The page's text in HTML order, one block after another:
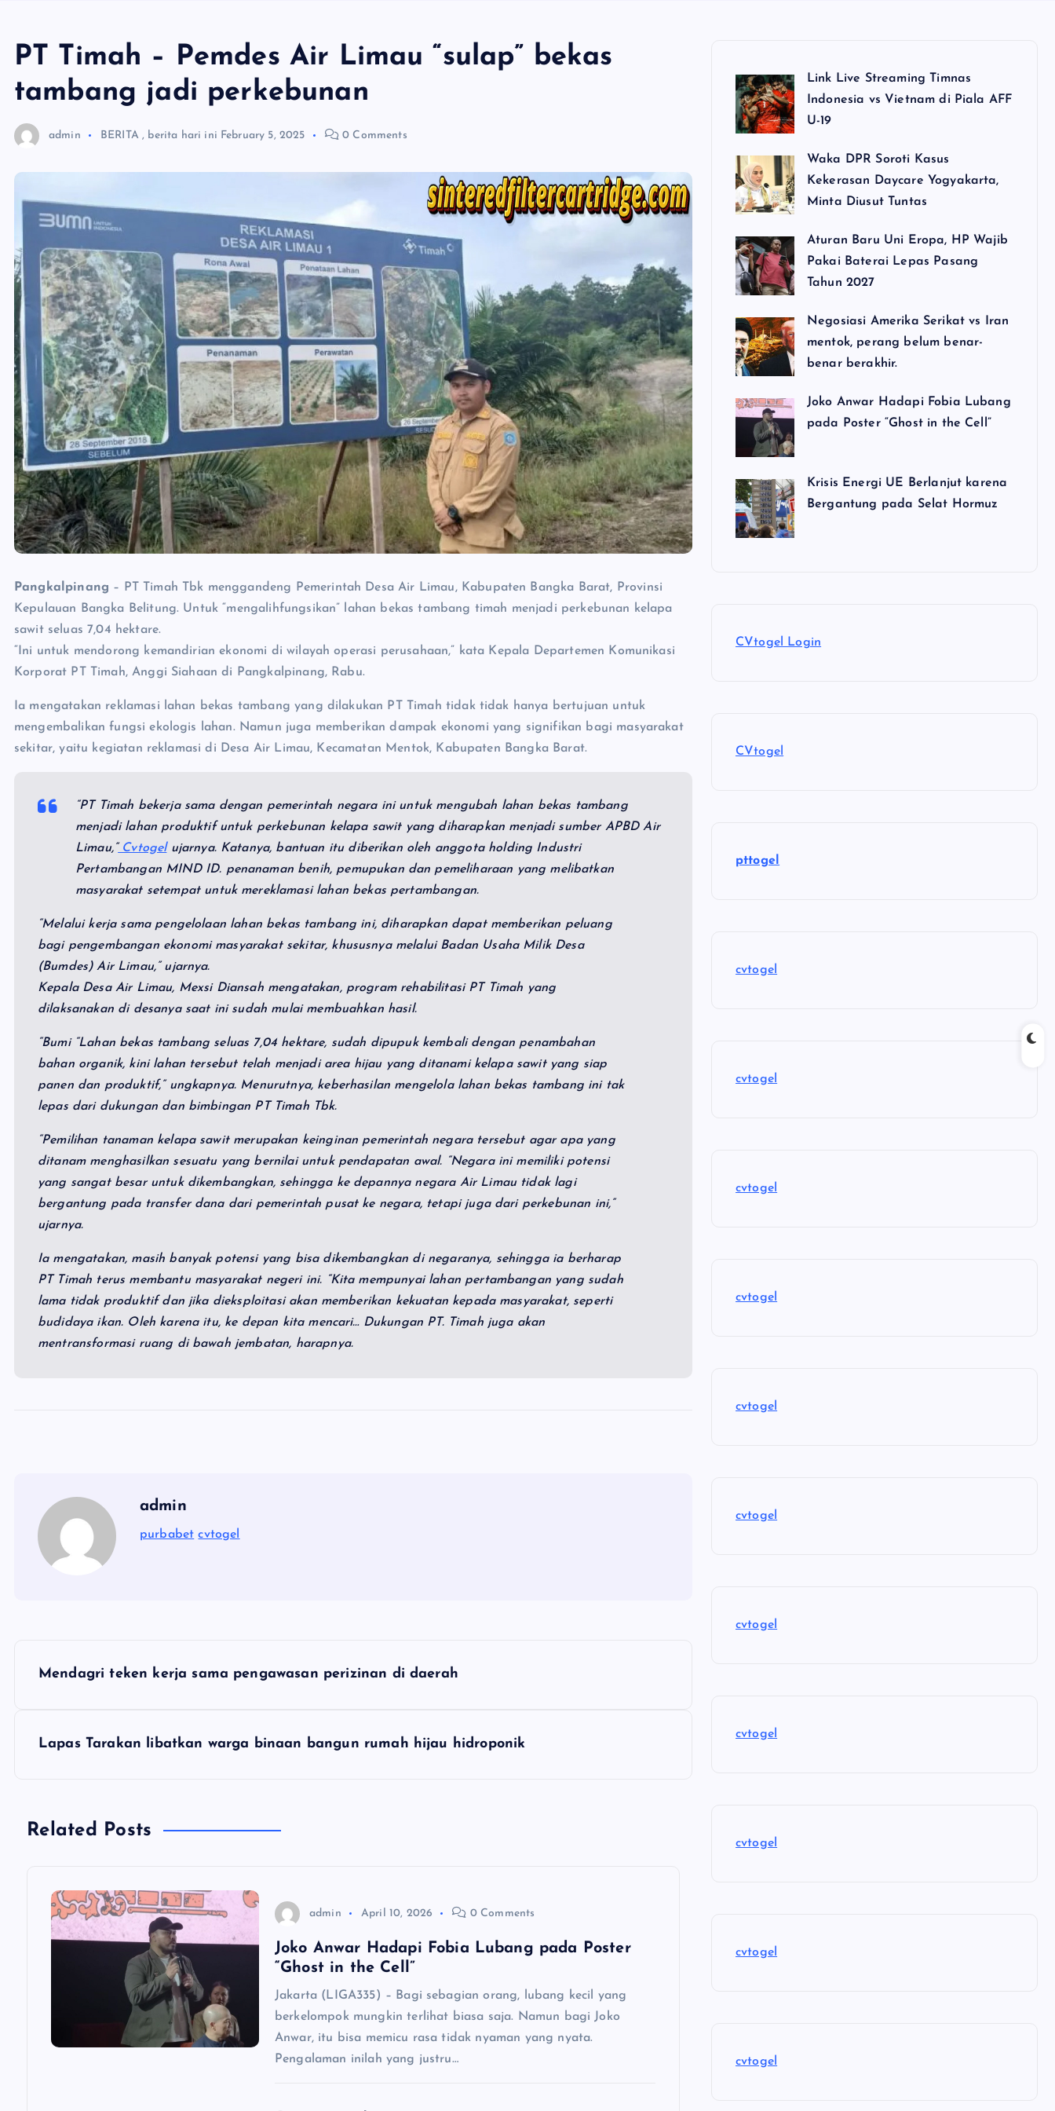
PT Timah – Pemdes Air Limau “sulap” bekas
tambang jadi perkebunan
admin BERITA, berita hari ini February 5, 2025 0 Comments
Pangkalpinang – PT Timah Tbk menggandeng Pemerintah Desa Air Limau, Kabupaten Bangka Barat, Provinsi
Kepulauan Bangka Belitung. Untuk “mengalihfungsikan” lahan bekas tambang timah menjadi perkebunan kelapa
sawit seluas 7,04 hektare.
“Ini untuk mendorong kemandirian ekonomi di wilayah operasi perusahaan,” kata Kepala Departemen Komunikasi
Korporat PT Timah, Anggi Siahaan di Pangkalpinang, Rabu.
Ia mengatakan reklamasi lahan bekas tambang yang dilakukan PT Timah tidak tidak hanya bertujuan untuk
mengembalikan fungsi ekologis lahan. Namun juga memberikan dampak ekonomi yang signifikan bagi masyarakat
sekitar, yaitu kegiatan reklamasi di Desa Air Limau, Kecamatan Mentok, Kabupaten Bangka Barat.
“PT Timah bekerja sama dengan pemerintah negara ini untuk mengubah lahan bekas tambang
menjadi lahan produktif untuk perkebunan kelapa sawit yang diharapkan menjadi sumber APBD Air
Limau,”Cvtogelujarnya. Katanya, bantuan itu diberikan oleh anggota holding Industri
Pertambangan MIND ID. penanaman benih, pemupukan dan pemeliharaan yang melibatkan
masyarakat setempat untuk mereklamasi lahan bekas pertambangan.
“Melalui kerja sama pengelolaan lahan bekas tambang ini, diharapkan dapat memberikan peluang
bagi pengembangan ekonomi masyarakat sekitar, khususnya melalui Badan Usaha Milik Desa
(Bumdes) Air Limau,” ujarnya.
Kepala Desa Air Limau, Mexsi Diansah mengatakan, program rehabilitasi PT Timah yang
dilaksanakan di desanya saat ini sudah mulai membuahkan hasil.
“Bumi “Lahan bekas tambang seluas 7,04 hektare, sudah dipupuk kembali dengan penambahan
bahan organik, kini lahan tersebut telah menjadi area hijau yang ditanami kelapa sawit yang siap
panen dan produktif,” ungkapnya. Menurutnya, keberhasilan mengelola lahan bekas tambang ini tak
lepas dari dukungan dan bimbingan PT Timah Tbk.
“Pemilihan tanaman kelapa sawit merupakan keinginan pemerintah negara tersebut agar apa yang
ditanam menghasilkan sesuatu yang bernilai untuk pendapatan awal. “Negara ini memiliki potensi
yang sangat besar untuk dikembangkan, sehingga ke depannya negara Air Limau tidak lagi
bergantung pada transfer dana dari pemerintah pusat ke negara, tetapi juga dari perkebunan ini,”
ujarnya.
Ia mengatakan, masih banyak potensi yang bisa dikembangkan di negaranya, sehingga ia berharap
PT Timah terus membantu masyarakat negeri ini. “Kita mempunyai lahan pertambangan yang sudah
lama tidak produktif dan jika dieksploitasi akan memberikan kekuatan kepada masyarakat, seperti
budidaya ikan. Oleh karena itu, ke depan kita mencari… Dukungan PT. Timah juga akan
mentransformasi ruang di bawah jembatan, harapnya.
admin
purbabet cvtogel
n
Mendagri teken kerja sama pengawasan perizinan di daerah
Lapas Tarakan libatkan warga binaan bangun rumah hijau hidroponik
Related Posts
admin April 10, 2026 0 Comments
Joko Anwar Hadapi Fobia Lubang pada Poster
“Ghost in the Cell”
Jakarta (LIGA335) – Bagi sebagian orang, lubang kecil yang
berkelompok mungkin terlihat biasa saja. Namun bagi Joko
Anwar, itu bisa memicu rasa tidak nyaman yang nyata.
Pengalaman inilah yang justru…
Link Live Streaming Timnas
Indonesia vs Vietnam di Piala AFF
U-19
Waka DPR Soroti Kasus
Kekerasan Daycare Yogyakarta,
Minta Diusut Tuntas
Aturan Baru Uni Eropa, HP Wajib
Pakai Baterai Lepas Pasang
Tahun 2027
Negosiasi Amerika Serikat vs Iran
mentok, perang belum benar-
benar berakhir.
Joko Anwar Hadapi Fobia Lubang
pada Poster “Ghost in the Cell”
Krisis Energi UE Berlanjut karena
Bergantung pada Selat Hormuz
CVtogel Login
CVtogel
pttogel
cvtogel
cvtogel
cvtogel
cvtogel
cvtogel
cvtogel
cvtogel
cvtogel
cvtogel
cvtogel
cvtogel